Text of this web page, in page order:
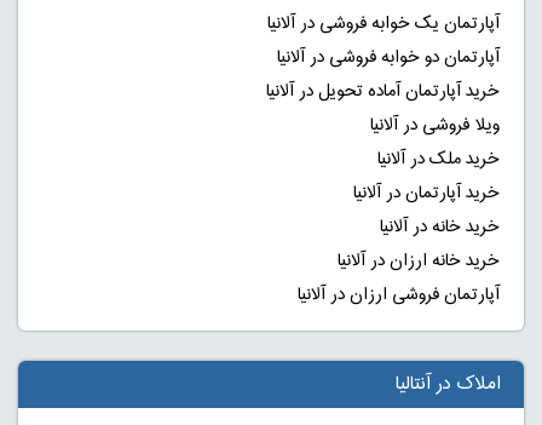
آپارتمان یک خوابه فروشی در آلانیا
آپارتمان دو خوابه فروشی در آلانیا
خرید آپارتمان آماده تحویل در آلانیا
ویلا فروشی در آلانیا
خرید ملک در آلانیا
خرید آپارتمان در آلانیا
خرید خانه در آلانیا
خرید خانه ارزان در آلانیا
آپارتمان فروشی ارزان در آلانیا
املاک در آنتالیا